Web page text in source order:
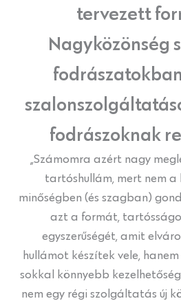
tervezett
Nagyközönség
fodrászoknak
„Számomra azért nagy
tartóshullám, mert nem a
minőségben (és szagban)
azt a formát,
egyszerűségét, amit
hullámot készítek vele,
sokkal könnyebb
nem egy régi szolgáltatás új